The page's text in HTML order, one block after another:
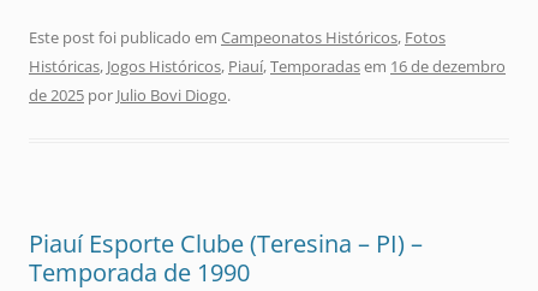
Este post foi publicado em Campeonatos Históricos, Fotos
Históricas, Jogos Históricos, Piauí,Temporadasem 16 de dezembro
de 2025 por Julio Bovi Diogo.
Piauí Esporte Clube (Teresina – PI) –
Temporada de 1990